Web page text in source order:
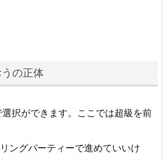
の正体
択ができます。ここでは超級を前
ングパーティーで進めていいけ